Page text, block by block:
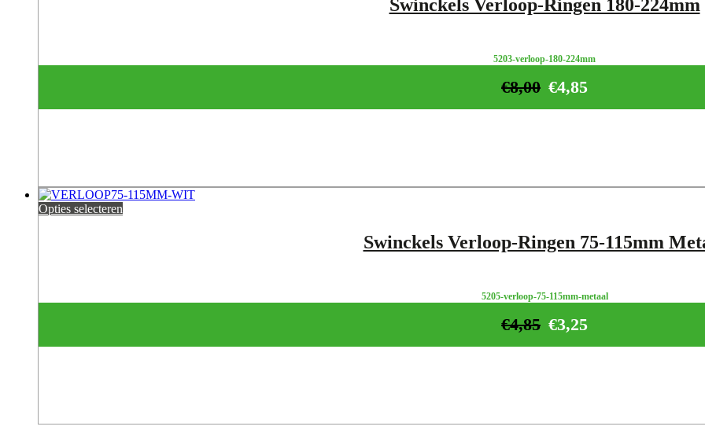
Swinckels Verloop-Ringen 180-224mm
5203-verloop-180-224mm
€4,85
€8,00
Opties selecteren
Swinckels Verloop-Ringen 75-115mm
5205-verloop-75-115mm-metaal
€3,25
€4,85